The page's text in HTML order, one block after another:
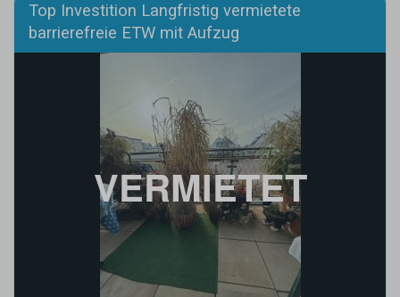
Top Investition Langfristig vermietete
barrierefreie ETW mit Aufzug
VERMIETET